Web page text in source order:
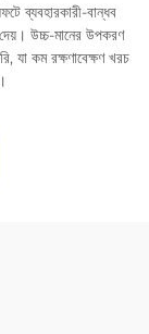
ব্যবহারকারী-বান্ধব
উচ্চ-মানের উপকরণ
যা কম রক্ষণাবেক্ষণ খরচ